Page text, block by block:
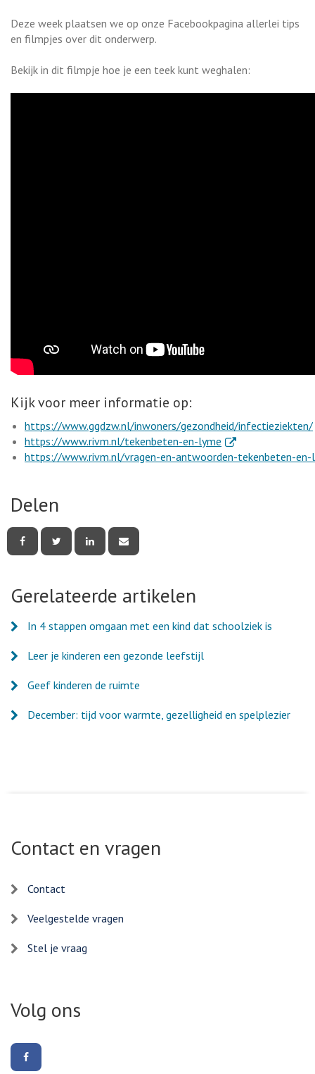
Deze week plaatsen we op onze Facebookpagina allerlei tips
en filmpjes over dit onderwerp.
Bekijk in dit filmpje hoe je een teek kunt weghalen:
Kijk voor meer informatie op:
https://www.ggdzw.nl/inwoners/gezondheid/infectieziekten/
https://www.rivm.nl/tekenbeten-en-lyme . Externe link
https://www.rivm.nl/vragen-en-antwoorden-tekenbeten-en-
Delen
deze deze deze deze
mail
Gerelateerde artikelen
In 4 stappen omgaan met een kind dat schoolziek is
Leer je kinderen een gezonde leefstijl
Geef kinderen de ruimte
December: tijd voor warmte, gezelligheid en spelplezier
Contact en vragen
Contact
Veelgestelde vragen
Stel je vraag
Volg ons
ons